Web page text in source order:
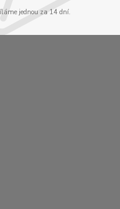
jednou za 14 dní.